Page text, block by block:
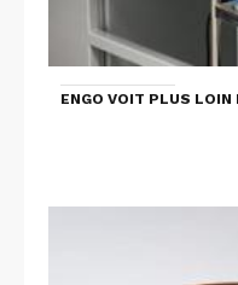
ENGO VOIT PLUS LOIN